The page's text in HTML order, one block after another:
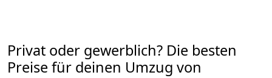
Privat oder gewerblich? Die besten
Preise für deinen Umzug von